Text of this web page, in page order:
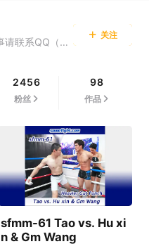
私信不能及时回复，有事请联系QQ（QQ号在已购信息里）
关注
2456
粉丝
98
作品
sfmm-61 Tao vs. Hu xi
n & Gm Wang